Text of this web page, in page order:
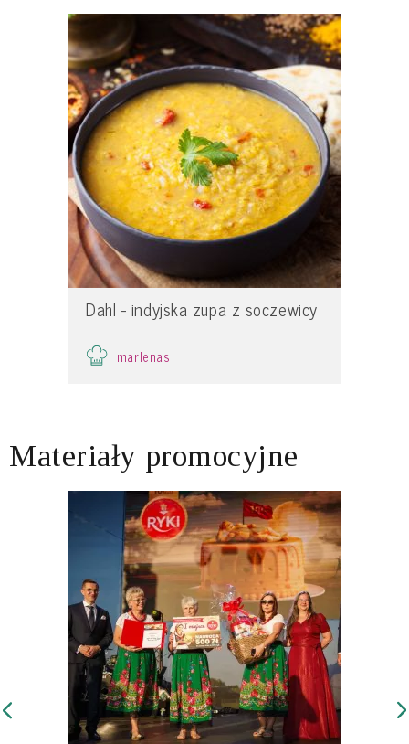
Dahl - indyjska zupa z soczewicy
marlenas
Materiały promocyjne